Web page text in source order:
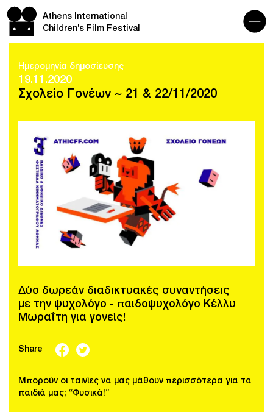
Athens International
Children’s Film Festival
Σχολείο Γονέων ~ 21 & 22/11/2020
Ημερομηνία δημοσίευσης
19.11.2020
Δύο δωρεάν διαδικτυακές συναντήσεις
με την ψυχολόγο - παιδοψυχολόγο Κέλλυ
Μωραΐτη για γονείς!
Share
Μπορούν οι ταινίες να μας μάθουν περισσότερα για τα
παιδιά μας; “Φυσικά!”